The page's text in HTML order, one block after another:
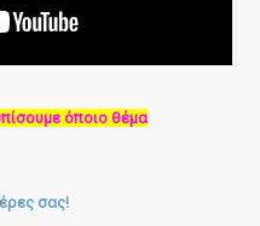
όποιο θέμα
σας!